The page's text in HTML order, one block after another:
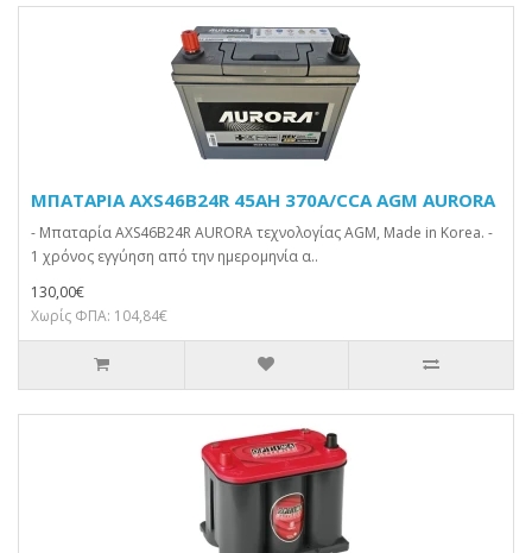
ΜΠΑΤΑΡΙΑ AXS46B24R 45AH 370A/CCA AGM AURORA
- Μπαταρία AXS46B24R AURORA τεχνολογίας AGM, Made in Korea. -
1 χρόνος εγγύηση από την ημερομηνία α..
130,00€
Χωρίς ΦΠΑ: 104,84€